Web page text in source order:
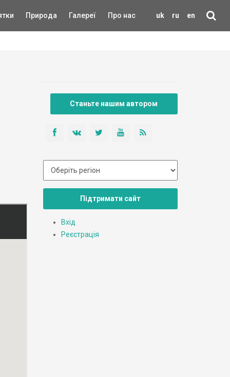
uk ru en
Природа Галереї Про нас
Станьте нашим автором
Підтримати сайт
Вхід
Реєстрація